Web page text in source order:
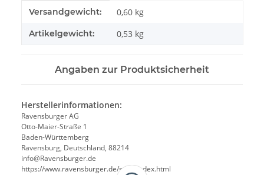
Produkteigenschaft
Wert
Versandgewicht: 0,60 kg
Artikelgewicht: 0,53 kg
Angaben zur Produktsicherheit
Herstellerinformationen:
Ravensburger AG
Otto-Maier-Straße 1
Baden-Württemberg
Ravensburg, Deutschland, 88214
info@Ravensburger.de
https://www.ravensburger.de/start/index.html